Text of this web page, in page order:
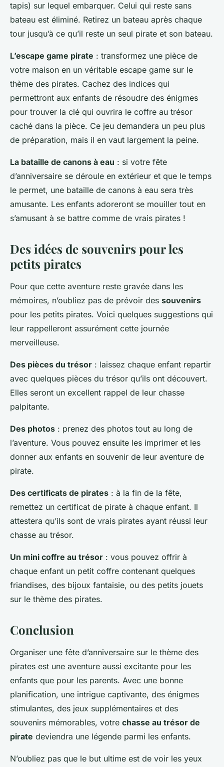
tapis) sur lequel embarquer. Celui qui reste sans
bateau est éliminé. Retirez un bateau après chaque
tour jusqu’à ce qu’il reste un seul pirate et son bateau.
L’escape game pirate : transformez une pièce de
votre maison en un véritable escape game sur le
thème des pirates. Cachez des indices qui
permettront aux enfants de résoudre des énigmes
pour trouver la clé qui ouvrira le coffre au trésor
caché dans la pièce. Ce jeu demandera un peu plus
de préparation, mais il en vaut largement la peine.
La bataille de canons à eau : si votre fête
d’anniversaire se déroule en extérieur et que le temps
le permet, une bataille de canons à eau sera très
amusante. Les enfants adoreront se mouiller tout en
s’amusant à se battre comme de vrais pirates !
Des idées de souvenirs pour les
petits pirates
Pour que cette aventure reste gravée dans les
mémoires, n’oubliez pas de prévoir des souvenirs
pour les petits pirates. Voici quelques suggestions qui
leur rappelleront assurément cette journée
merveilleuse.
Des pièces du trésor : laissez chaque enfant repartir
avec quelques pièces du trésor qu’ils ont découvert.
Elles seront un excellent rappel de leur chasse
palpitante.
Des photos : prenez des photos tout au long de
l’aventure. Vous pouvez ensuite les imprimer et les
donner aux enfants en souvenir de leur aventure de
pirate.
Des certificats de pirates : à la fin de la fête,
remettez un certificat de pirate à chaque enfant. Il
attestera qu’ils sont de vrais pirates ayant réussi leur
chasse au trésor.
Un mini coffre au trésor : vous pouvez offrir à
chaque enfant un petit coffre contenant quelques
friandises, des bijoux fantaisie, ou des petits jouets
sur le thème des pirates.
Conclusion
Organiser une fête d’anniversaire sur le thème des
pirates est une aventure aussi excitante pour les
enfants que pour les parents. Avec une bonne
planification, une intrigue captivante, des énigmes
stimulantes, des jeux supplémentaires et des
souvenirs mémorables, votre chasse au trésor de
pirate deviendra une légende parmi les enfants.
N’oubliez pas que le but ultime est de voir les yeux